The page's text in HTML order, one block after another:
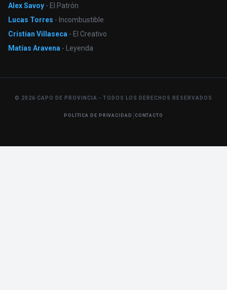
Alex Savoy - El Patrón
Lucas Torres - Incombustible
Cristian Villaseca - El Creativo
Matías Aravena - Leyenda
© 2026 CAPO DE PROVINCIA - TODOS LOS DERECHOS RESERVADOS
POLÍTICA DE PRIVACIDAD | CONTACTO